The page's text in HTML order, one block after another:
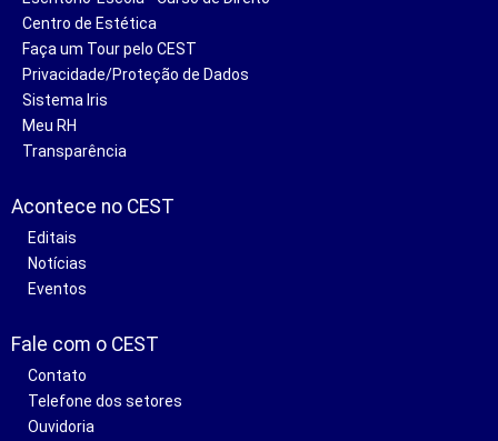
Centro de Estética
Faça um Tour pelo CEST
Privacidade/Proteção de Dados
Sistema Iris
Meu RH
Transparência
Acontece no CEST
Editais
Notícias
Eventos
Fale com o CEST
Contato
Telefone dos setores
Ouvidoria